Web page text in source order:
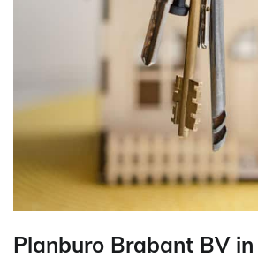
Planburo Brabant BV in